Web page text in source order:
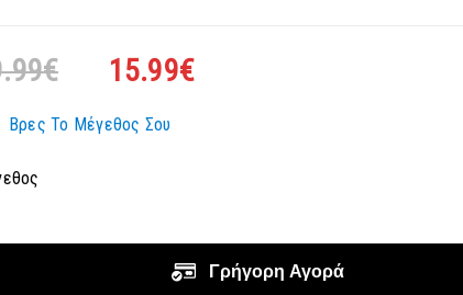
€ 15.99€
Βρες Το Μέγεθος Σου